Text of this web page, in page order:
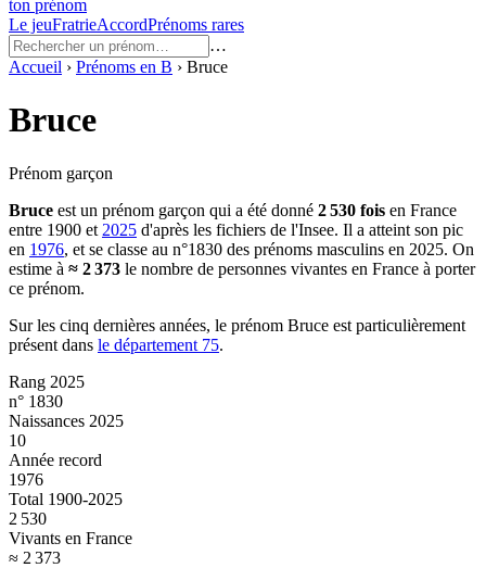
ton prénom
Le jeuFratrieAccordPrénoms rares
…
Accueil › Prénoms en B › Bruce
Bruce
Prénom garçon
Bruce est un prénom garçon qui a été donné 2 530 fois en France
entre 1900 et 2025 d'après les fichiers de l'Insee. Il a atteint son pic
en 1976, et se classe au n°1830 des prénoms masculins en 2025. On
estime à ≈ 2 373 le nombre de personnes vivantes en France à porter
ce prénom.
Sur les cinq dernières années, le prénom Bruce est particulièrement
présent dans le département 75.
Rang 2025
n° 1830
Naissances 2025
10
Année record
1976
Total 1900-2025
2 530
Vivants en France
≈ 2 373